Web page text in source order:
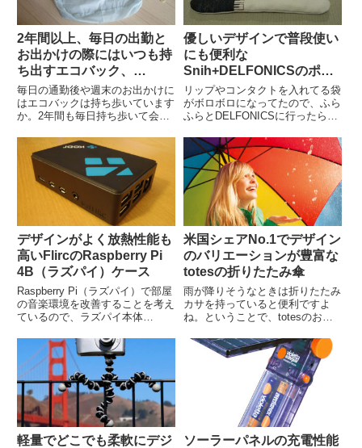
2年間以上、毎日の出勤と
お出かけの際にはいつも持
ち出すエコバック、
TO&FROのパッカブルト
ートバッグAIR
毎日の通勤後や週末のお出かけに
はエコバックは持ち歩いています
か。2年間も毎日持ち歩いて会社
使っているお気に入りのエコバッ
クを紹介したいと思います。
TO&FROのパッカブルトートバ
ッグAIRです。外観と仕様TO&...
優しいデザインで普段使い
にも便利な
Snih+DELFONICSのポー
チ
リップやコンタクトを入れてる袋
がボロボロになってたので、ふら
ふらとDELFONICSに行ったらイ
で、新しいポーチを紹介します。
デザインがよく放熱性能も
高いFlircのRaspberry Pi
4B（ラズパイ）ケース
Raspberry Pi（ラズパイ）で部屋
の音楽環境を改善することを考え
ているので、ラズパイ本体
わせてFlircのラズパイケースを購
入しました。ということでレビュ
ーします。通常版とKodi...
米国シェアNo.1でデザイン
のバリエーションが豊富な
totesの折りたたみ傘
雨が降りそうなときは折りたたみ
カサを持っていると便利ですよ
ね。ということで、totesのお折
とは？totes（トーツ）は、米国
のレイングッズのシェアNo.1を
誇るブランドです。米国だと
「totesと言えば折...
軽量でどこでも柔軟にデジ
ソーラーパネルの充電性能